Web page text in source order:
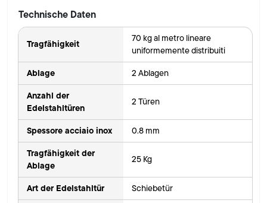
Technische Daten
Tragfähigkeit
70 kg al metro lineare
uniformemente distribuiti
Ablage 2 Ablagen
Anzahl der
Edelstahltüren
2 Türen
Spessore acciaio inox 0.8 mm
Tragfähigkeit der
Ablage
25 Kg
Art der Edelstahltür Schiebetür